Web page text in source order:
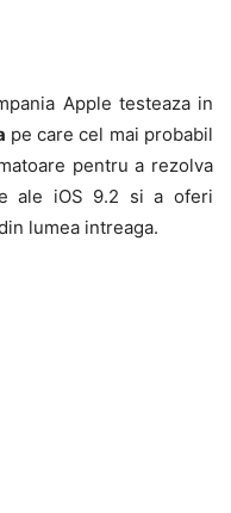
Apple testeaza in
pe care cel mai probabil
pentru a rezolva
ale iOS 9.2 si a oferi
lumea intreaga.